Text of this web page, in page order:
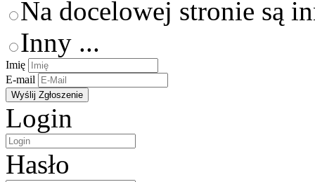
Na docelowej stronie są
Inny ...
Imię
E-mail
Login
Hasło